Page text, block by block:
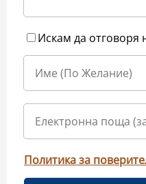
Искам да отговоря
Политика за